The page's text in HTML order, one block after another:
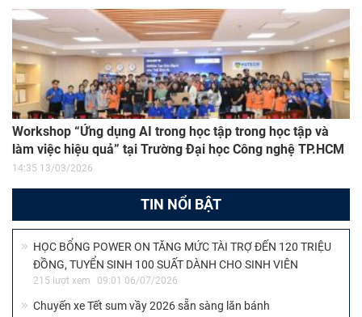
Workshop “Ứng dụng AI trong học tập trong học tập và
làm việc hiệu quả” tại Trường Đại học Công nghệ TP.HCM
14:35 13/03/2026
TIN NỔI BẬT
HỌC BỔNG POWER ON TĂNG MỨC TÀI TRỢ ĐẾN 120 TRIỆU
ĐỒNG, TUYỂN SINH 100 SUẤT DÀNH CHO SINH VIÊN
215 lượt xem 09:01 06/07/2026
Chuyến xe Tết sum vầy 2026 sẵn sàng lăn bánh